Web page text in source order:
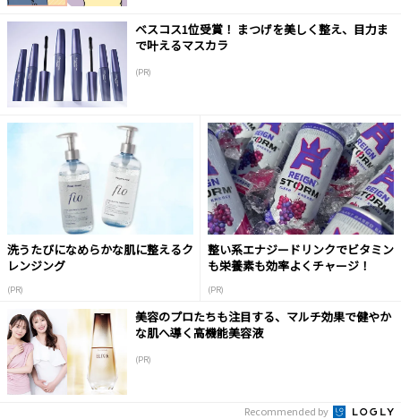
ベスコス1位受賞！ まつげを美しく整え、目力ま
で叶えるマスカラ
(PR)
洗うたびになめらかな肌に整えるク
レンジング
(PR)
整い系エナジードリンクでビタミン
も栄養素も効率よくチャージ！
(PR)
美容のプロたちも注目する、マルチ効果で健やか
な肌へ導く高機能美容液
(PR)
Recommended by